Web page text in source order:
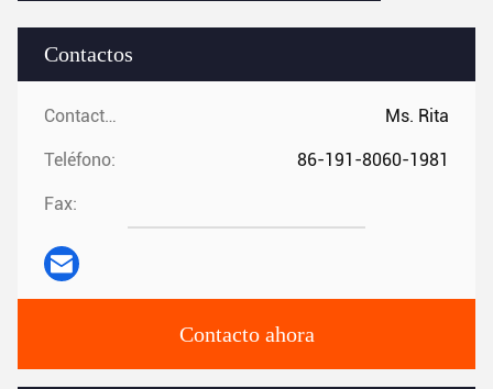
Contactos
Contactos: Ms. Rita
Teléfono: 86-191-8060-1981
Fax:
Contacto ahora